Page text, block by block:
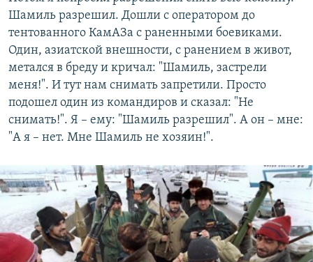
Шамиль разрешил. Дошли с оператором до
тентованного КамАЗа с раненными боевиками.
Один, азиатской внешности, с ранением в живот,
метался в бреду и кричал: "Шамиль, застрели
меня!". И тут нам снимать запретили. Просто
подошел один из командиров и сказал: "Не
снимать!". Я – ему: "Шамиль разрешил". А он – мне:
"А я – нет. Мне Шамиль не хозяин!".